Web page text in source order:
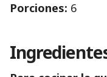
Porciones: 6